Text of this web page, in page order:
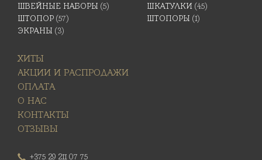
ШВЕЙНЫЕ НАБОРЫ (5) ШКАТУЛКИ (45)
ШТОПОР (57) ШТОПОРЫ (1)
ЭКРАНЫ (3)
ХИТЫ
АКЦИИ И РАСПРОДАЖИ
ОПЛАТА
О НАС
КОНТАКТЫ
ОТЗЫВЫ
+375 29 211 07 75